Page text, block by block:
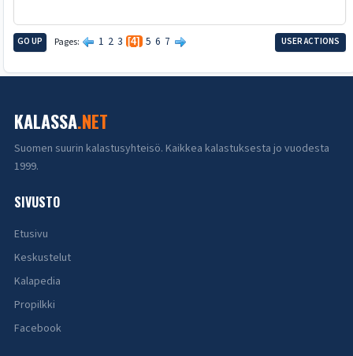
GO UP Pages 1 2 3 4 5 6 7 USER ACTIONS
KALASSA.NET
Suomen suurin kalastusyhteisö. Kaikkea kalastuksesta jo vuodesta
1999.
SIVUSTO
Etusivu
Keskustelut
Kalapedia
Propilkki
Facebook